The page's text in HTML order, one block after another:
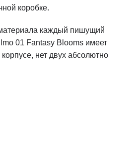
коробке.
каждый пишущий
01 Fantasy Blooms имеет
нет двух абсолютно